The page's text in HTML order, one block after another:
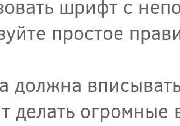
шрифт с
простое
должна
делать